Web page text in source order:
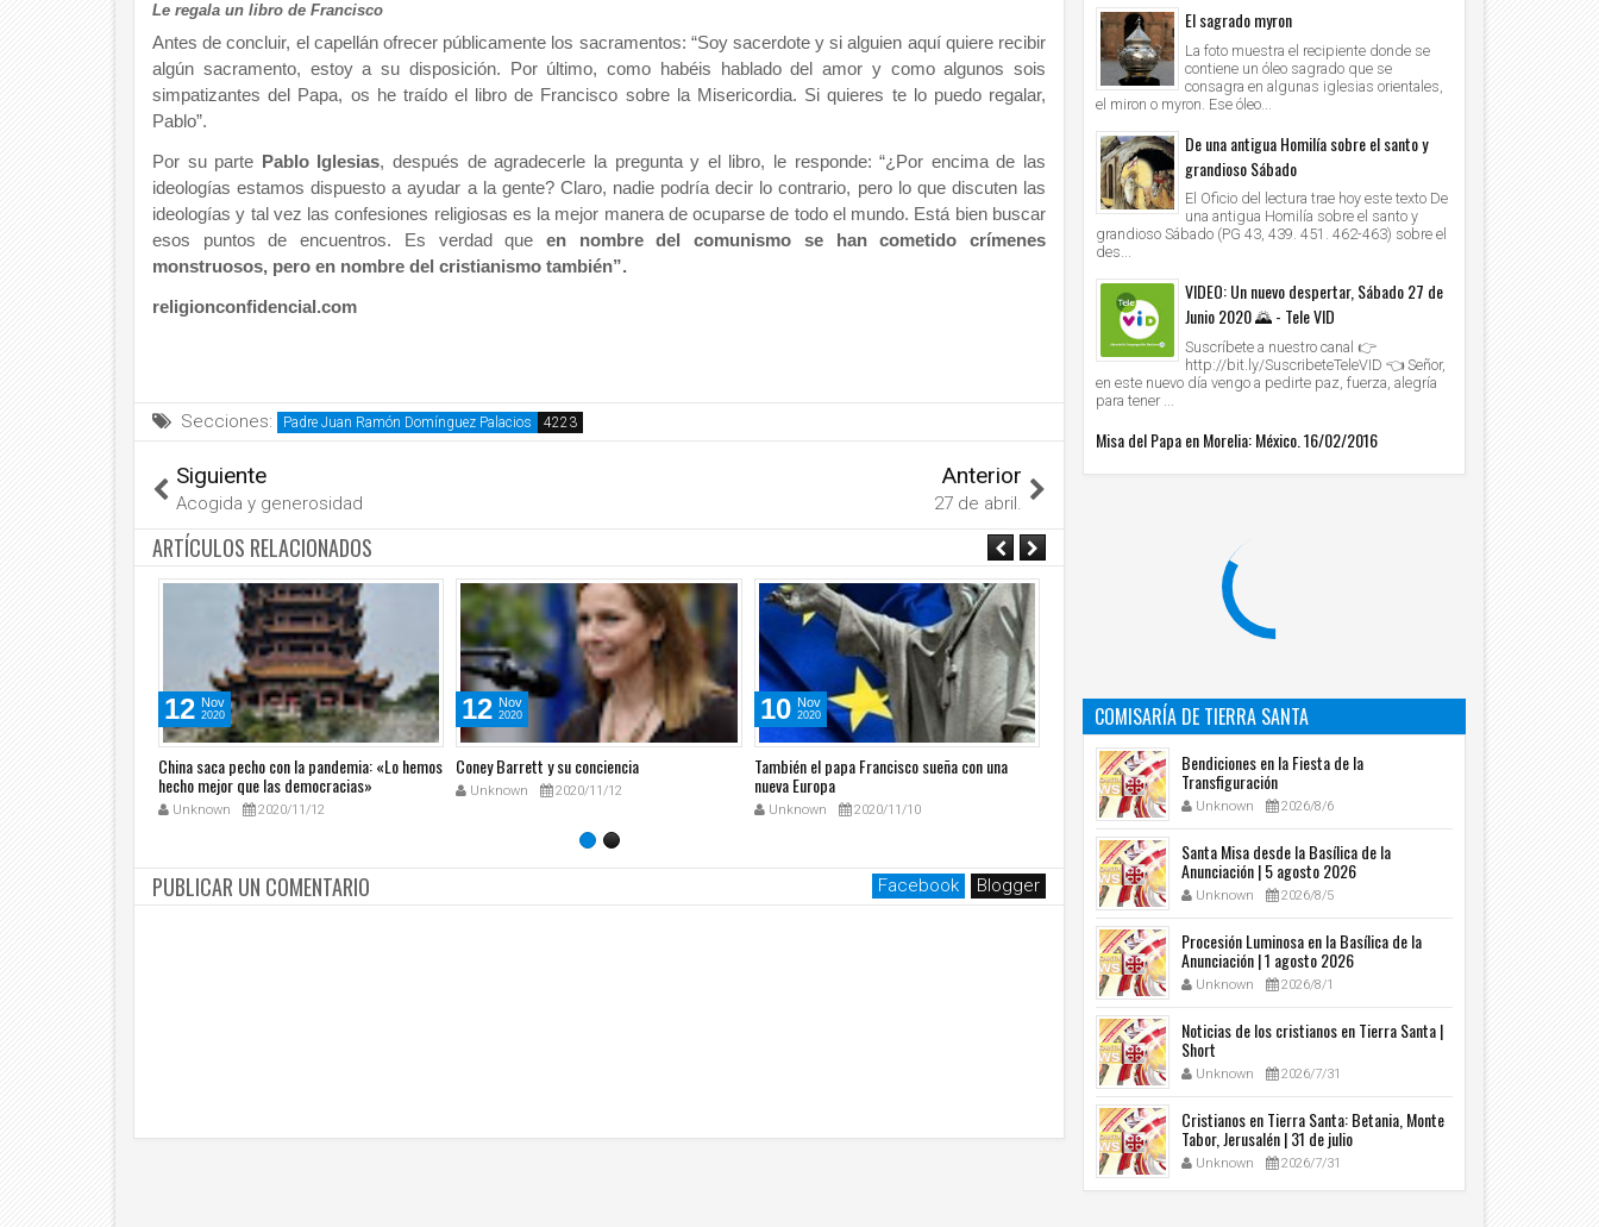
Le regala un libro de Francisco
Antes de concluir, el capellán ofrecer públicamente los sacramentos: “Soy sacerdote y si alguien aquí quiere recibir
algún sacramento, estoy a su disposición. Por último, como habéis hablado del amor y como algunos sois
simpatizantes del Papa, os he traído el libro de Francisco sobre la Misericordia. Si quieres te lo puedo regalar,
Pablo”.
Por su parte Pablo Iglesias, después de agradecerle la pregunta y el libro, le responde: “¿Por encima de las
ideologías estamos dispuesto a ayudar a la gente? Claro, nadie podría decir lo contrario, pero lo que discuten las
ideologías y tal vez las confesiones religiosas es la mejor manera de ocuparse de todo el mundo. Está bien buscar
esos puntos de encuentros. Es verdad que en nombre del comunismo se han cometido crímenes
monstruosos, pero en nombre del cristianismo también”.
religionconfidencial.com
Secciones: Padre Juan Ramón Domínguez Palacios
Siguiente
Acogida y generosidad
Anterior
27 de abril.
ARTÍCULOS RELACIONADOS
12 Nov
2020
China saca pecho con la pandemia: «Lo hemos
hecho mejor que las democracias»
Unknown 2020/11/12
12 Nov
2020
Coney Barrett y su conciencia
Unknown 2020/11/12
10 Nov
2020
También el papa Francisco sueña con una
nueva Europa
Unknown 2020/11/10
10 Nov
2020
Carta Pastoral del Prelado del Opus Dei (28-
X-2020)
Unknown 2020/11/10
10 Nov
Paliativos: la historia de Pedro y Pilar
PUBLICAR UN COMENTARIO Facebook Blogger
El sagrado myron
La foto muestra el recipiente donde se
contiene un óleo sagrado que se
consagra en algunas iglesias orientales,
el miron o myron. Ese óleo...
De una antigua Homilía sobre el santo y
grandioso Sábado
El Oficio del lectura trae hoy este texto De
una antigua Homilía sobre el santo y
grandioso Sábado (PG 43, 439. 451. 462-463) sobre el
des...
VIDEO: Un nuevo despertar, Sábado 27 de
Junio 2020 🌄 - Tele VID
Suscríbete a nuestro canal 👉
http://bit.ly/SuscribeteTeleVID 👈 Señor,
en este nuevo día vengo a pedirte paz, fuerza, alegría
para tener ...
Misa del Papa en Morelia: México. 16/02/2016
COMISARÍA DE TIERRA SANTA
Bendiciones en la Fiesta de la
Transfiguración
Unknown 2026/8/6
Santa Misa desde la Basílica de la
Anunciación | 5 agosto 2026
Unknown 2026/8/5
Procesión Luminosa en la Basílica de la
Anunciación | 1 agosto 2026
Unknown 2026/8/1
Noticias de los cristianos en Tierra Santa |
Short
Unknown 2026/7/31
Cristianos en Tierra Santa: Betania, Monte
Tabor, Jerusalén | 31 de julio
Unknown 2026/7/31